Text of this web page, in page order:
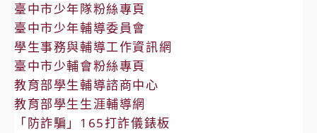
臺中市少年隊粉絲專頁
臺中市少年輔導委員會
學生事務與輔導工作資訊網
臺中市少輔會粉絲專頁
教育部學生輔導諮商中心
教育部學生生涯輔導網
「防詐騙」165打詐儀錶板